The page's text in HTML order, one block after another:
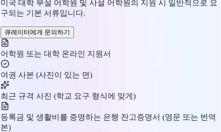
미국 대학 부설 어학원 및 사설 어학원의 지원 시 일반적으로 요
구되는 기본 서류입니다.
큐레이터에게 문의하기
어학원 또는 대학 온라인 지원서
여권 사본 (사진이 있는 면)
최근 규격 사진 (학교 요구 형식에 맞게)
등록금 및 생활비를 증명하는 은행 잔고증명서 (영문 또는 번역
본)